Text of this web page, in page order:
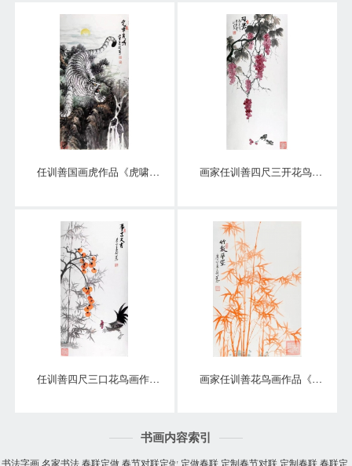
任训善国画虎作品《虎啸泉鸣》四尺整张真迹 画家任训善四尺三开花鸟画作品《硕果》
任训善四尺三口花鸟画作品《事事大吉》 画家任训善花鸟画作品《竹报平安》
书画内容索引
书法字画名家书法春联定做春节对联定做 定做春联 定制春节对联 定制春联春联定